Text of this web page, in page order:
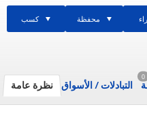
كسب محفظة
نظرة عامة التبادلات/ الأسواق
0